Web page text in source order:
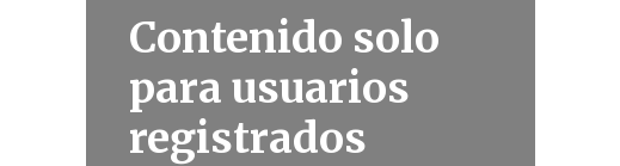
Contenido solo
para usuarios
registrados